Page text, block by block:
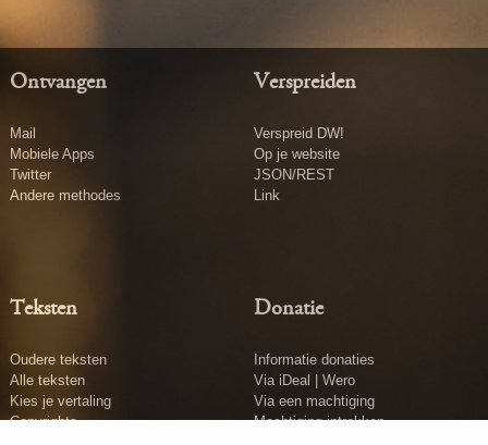
Ontvangen
Mail
Mobiele Apps
Twitter
Andere methodes
Verspreiden
Verspreid DW!
Op je website
JSON/REST
Link
Teksten
Oudere teksten
Alle teksten
Kies je vertaling
Copyrights
Donatie
Informatie donaties
Via iDeal | Wero
Via een machtiging
Machtiging intrekken